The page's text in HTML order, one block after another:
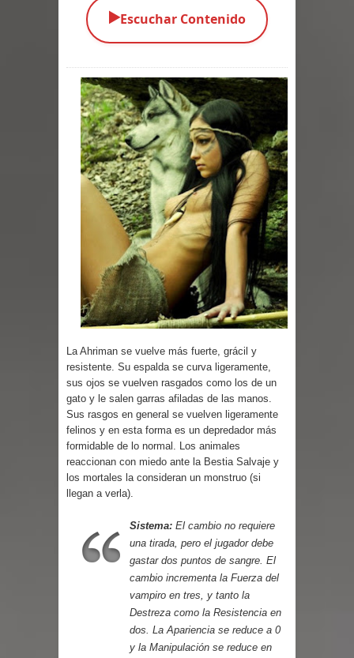
Parte 06: El Trato con los Muertos
Parte 05: Sitiados
Parte 04: Se Descubre el Pastel
Parte 03: Una Piraña en el Bidé
Parte 02: Los Muertos Gobiernan a
los Vivos
Parte 01: Escondido a Plena Luz
Parte 02: El Enemigo de mi Enemigo
Parte 08: Razones Personales
▶️Escuchar Contenido
La Ahriman se vuelve más fuerte, grácil y
resistente. Su espalda se curva ligeramente,
sus ojos se vuelven rasgados como los de un
gato y le salen garras afiladas de las manos.
Sus rasgos en general se vuelven ligeramente
felinos y en esta forma es un depredador más
formidable de lo normal. Los animales
reaccionan con miedo ante la Bestia Salvaje y
los mortales la consideran un monstruo (si
llegan a verla).
Sistema: El cambio no requiere
una tirada, pero el jugador debe
gastar dos puntos de sangre. El
cambio incrementa la Fuerza del
vampiro en tres, y tanto la
Destreza como la Resistencia en
dos. La Apariencia se reduce a 0
y la Manipulación se reduce en